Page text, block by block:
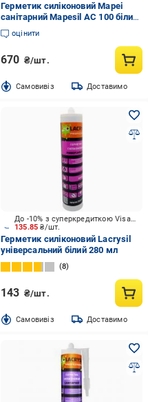
Герметик силіконовий Mapei
санітарний Mapesil AC 100 білий
310 мл
оцінити
670 ₴/шт.
Cамовивіз Доставимо
135.85₴/шт.
До -10% з суперкредиткою Visa Вигода
Герметик силіконовий Lacrysil
універсальний білий 280 мл
8
143 ₴/шт.
Cамовивіз Доставимо